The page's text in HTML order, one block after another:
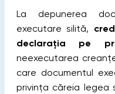
La depunerea
executare silită,
declarația pe
neexecutarea
care documentul
privința căreia legea